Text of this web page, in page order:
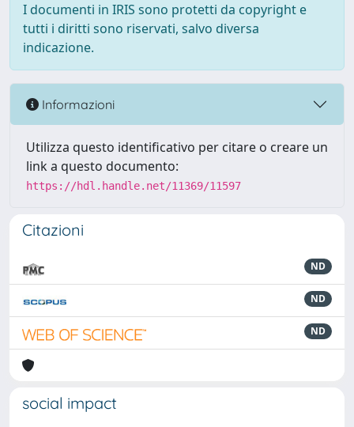
I documenti in IRIS sono protetti da copyright e
tutti i diritti sono riservati, salvo diversa
indicazione.
Informazioni
Utilizza questo identificativo per citare o creare un
link a questo documento:
https://hdl.handle.net/11369/11597
Citazioni
ND
ND
ND
social impact